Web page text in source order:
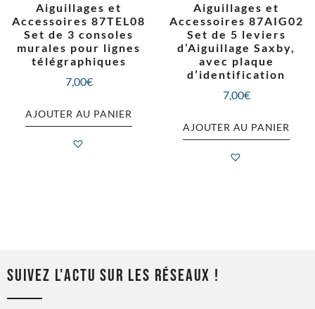
Aiguillages et
Accessoires 87TEL08
Set de 3 consoles
murales pour lignes
télégraphiques
7,00€
AJOUTER AU PANIER
Aiguillages et
Accessoires 87AIG02
Set de 5 leviers
d’Aiguillage Saxby,
avec plaque
d’identification
7,00€
AJOUTER AU PANIER
SUIVEZ L'ACTU SUR LES RÉSEAUX !